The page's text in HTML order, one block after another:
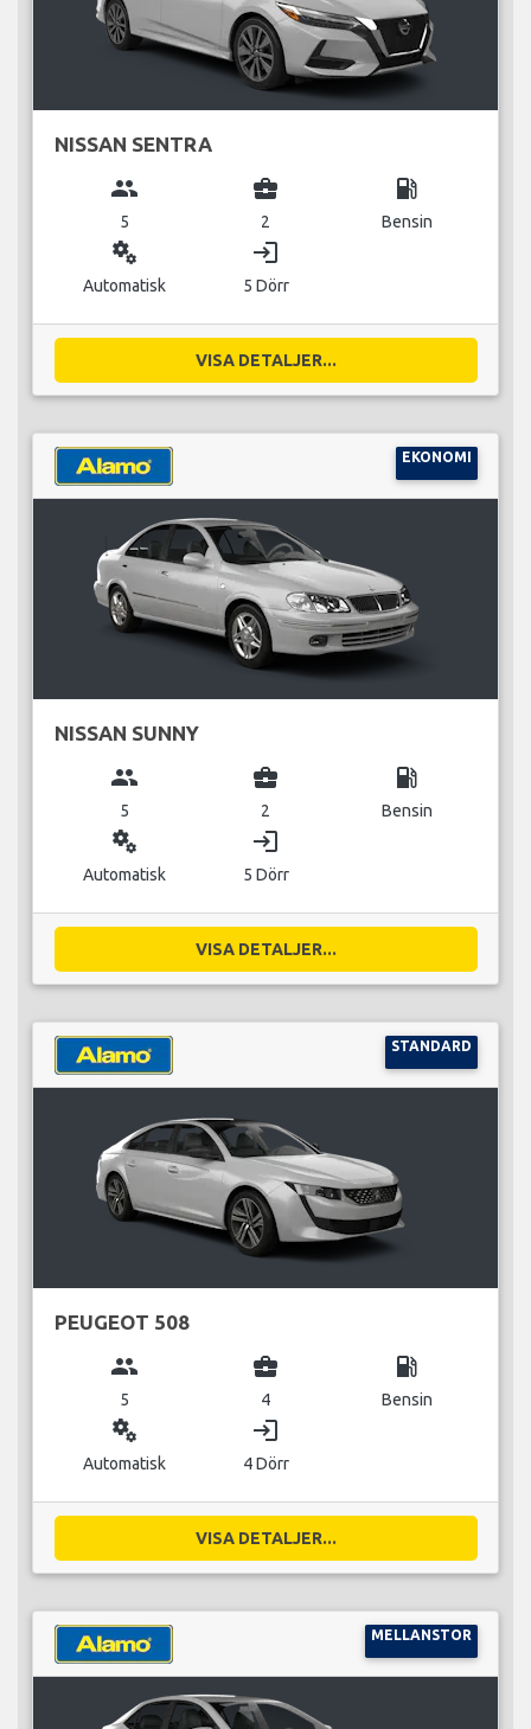
NISSAN SENTRA
group
5
business_center
2
local_gas_station
Bensin
miscellaneous_services
Automatisk
login
5 Dörr
VISA DETALJER...
EKONOMI
NISSAN SUNNY
group
5
business_center
2
local_gas_station
Bensin
miscellaneous_services
Automatisk
login
5 Dörr
VISA DETALJER...
STANDARD
PEUGEOT 508
group
5
business_center
4
local_gas_station
Bensin
miscellaneous_services
Automatisk
login
4 Dörr
VISA DETALJER...
MELLANSTOR